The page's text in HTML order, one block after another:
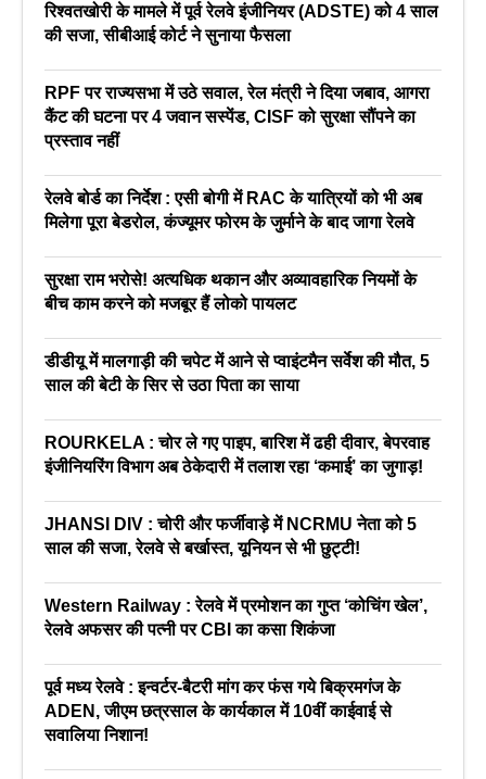
रिश्वतखोरी के मामले में पूर्व रेलवे इंजीनियर (ADSTE) को 4 साल
की सजा, सीबीआई कोर्ट ने सुनाया फैसला
RPF पर राज्यसभा में उठे सवाल, रेल मंत्री ने दिया जबाव, आगरा
कैंट की घटना पर 4 जवान सस्पेंड, CISF को सुरक्षा सौंपने का
प्रस्ताव नहीं
रेलवे बोर्ड का निर्देश : एसी बोगी में RAC के यात्रियों को भी अब
मिलेगा पूरा बेडरोल, कंज्यूमर फोरम के जुर्माने के बाद जागा रेलवे
सुरक्षा राम भरोसे! अत्यधिक थकान और अव्यावहारिक नियमों के
बीच काम करने को मजबूर हैं लोको पायलट
डीडीयू में मालगाड़ी की चपेट में आने से प्वाइंटमैन सर्वेश की मौत, 5
साल की बेटी के सिर से उठा पिता का साया
ROURKELA : चोर ले गए पाइप, बारिश में ढही दीवार, बेपरवाह
इंजीनियरिंग विभाग अब ठेकेदारी में तलाश रहा ‘कमाई’ का जुगाड़!
JHANSI DIV : चोरी और फर्जीवाड़े में NCRMU नेता को 5
साल की सजा, रेलवे से बर्खास्त, यूनियन से भी छुट्टी!
Western Railway : रेलवे में प्रमोशन का गुप्त ‘कोचिंग खेल’,
रेलवे अफसर की पत्नी पर CBI का कसा शिकंजा
पूर्व मध्य रेलवे : इन्वर्टर-बैटरी मांग कर फंस गये बिक्रमगंज के
ADEN, जीएम छत्रसाल के कार्यकाल में 10वीं काईवाई से
सवालिया निशान!